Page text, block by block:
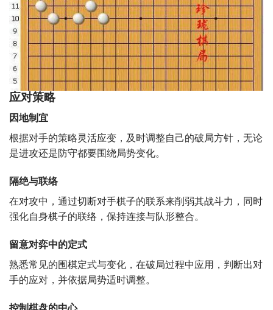
应对策略
因地制宜
根据对手的策略灵活应变，及时调整自己的破局方针，无论
是进攻还是防守都要围绕局势变化。
隔绝与联络
在对攻中，通过切断对手棋子的联系来削弱其战斗力，同时
强化自身棋子的联络，保持连接与队形整合。
留意对弈中的定式
熟悉常见的围棋定式与变化，在破局过程中应用，判断出对
手的应对，并依据局势适时调整。